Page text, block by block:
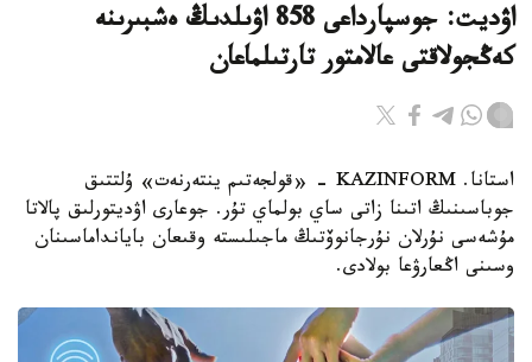
اۋديت: جوسپارداعى 858 اۋىلدىڭ ەشبىرىنە
كەڭجولاقتى عالامتور تارتىلماعان
استانا. KAZINFORM - «قولجەتىم ينتەرنەت» ۇلتتىق
جوباسىنىڭ اتىنا زاتى ساي بولماي تۇر. جوعارى اۋديتورلىق پالاتا
مۇشەسى نۇرلان نۇرجانوۆتىڭ ماجىلىستە وقىعان بايانداماسىنان
وسىنى اڭعارۋعا بولادى.